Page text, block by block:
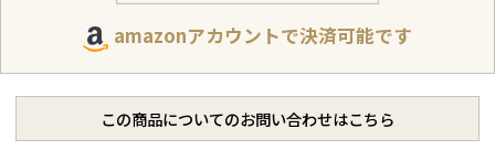
amazonアカウントで決済可能です
この商品についてのお問い合わせはこちら